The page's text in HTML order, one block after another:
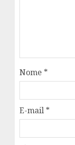
Nome *
E-mail *